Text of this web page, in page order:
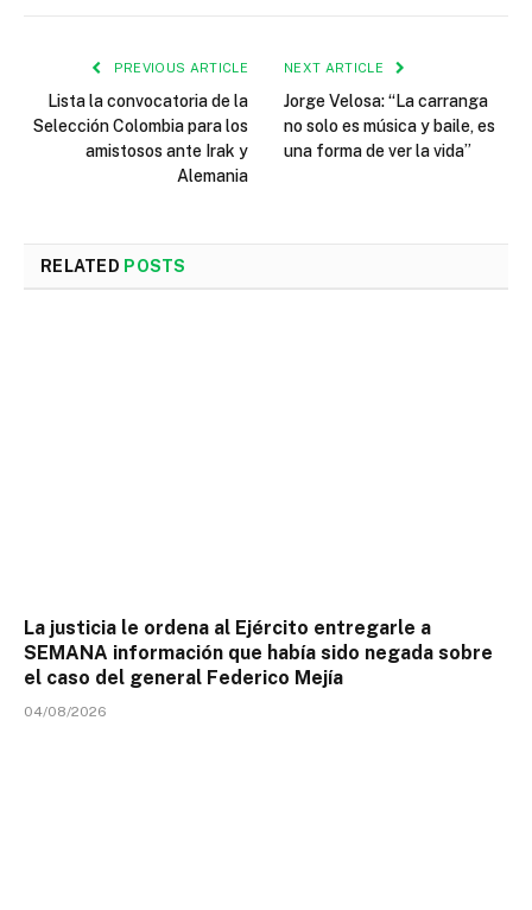
PREVIOUS ARTICLE
Lista la convocatoria de la
Selección Colombia para los
amistosos ante Irak y
Alemania
NEXT ARTICLE
Jorge Velosa: “La carranga
no solo es música y baile, es
una forma de ver la vida”
RELATED POSTS
La justicia le ordena al Ejército entregarle a
SEMANA información que había sido negada sobre
el caso del general Federico Mejía
04/08/2026